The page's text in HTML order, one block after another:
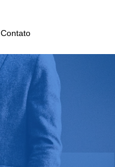
Contato